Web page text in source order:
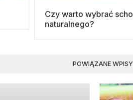
Czy warto wybrać
naturalnego?
POWIĄZANE WPISY